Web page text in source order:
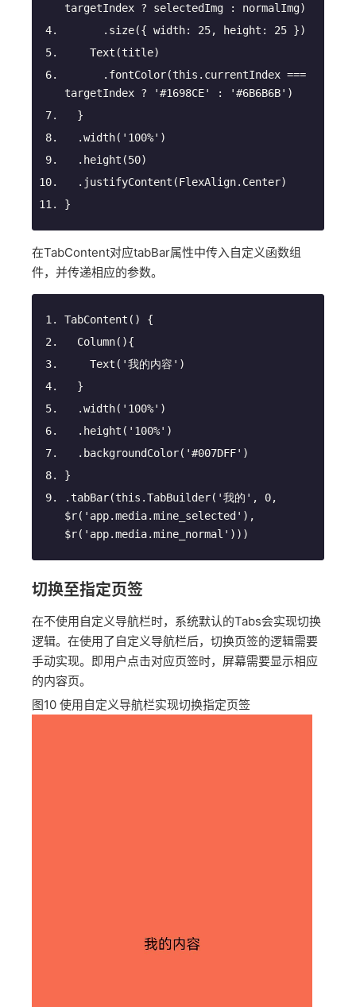
targetIndex ? selectedImg
: normalImg)
.size({ width: 25, height : 25 })
Text (title)
.fontColor(this.currentIndex ===
targetIndex ?
'#1698CE' : '#6B6B6B' )
  }
.width( '100%' )
.height (50)
.justifyContent (FlexAlign.Center)
}
在TabContent对应tabBar属性中传入自定义函数组
件，并传递相应的参数。
TabContent () {
Column(){
Text ( '我的内容' )
  }
.width( '100%' )
.height ( '100%' )
.backgroundColor( '#007DFF' )
}
.tabBar(this.TabBuilder( '我的' , 0,
$r( 'app.media.mine_selected' ),
$r( 'app.media.mine_normal' )))
切换至指定页签
在不使用自定义导航栏时，系统默认的Tabs会实现切换
逻辑。在使用了自定义导航栏后，切换页签的逻辑需要
手动实现。即用户点击对应页签时，屏幕需要显示相应
的内容页。
图10 使用自定义导航栏实现切换指定页签